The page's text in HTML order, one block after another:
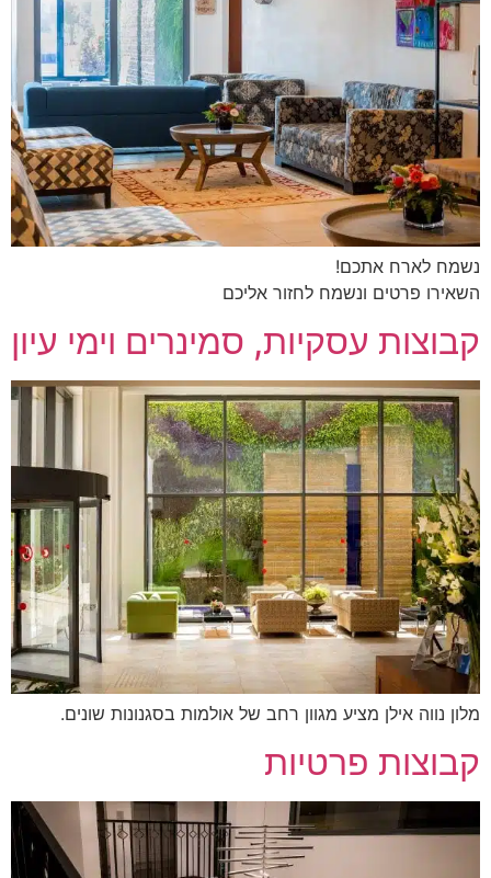
נשמח לארח אתכם!
השאירו פרטים ונשמח לחזור אליכם
קבוצות עסקיות, סמינרים וימי עיון
מלון נווה אילן מציע מגוון רחב של אולמות בסגנונות שונים.
קבוצות פרטיות